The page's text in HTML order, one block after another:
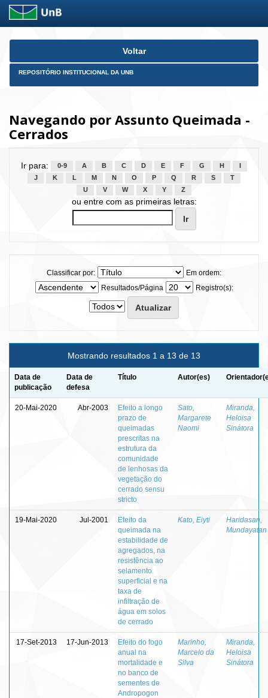
Skip
Voltar
REPOSITÓRIO INSTITUCIONAL DA UNB
Navegando por Assunto Queimada -
Cerrados
Ir para: 0-9 A B C D E F G H
J
K L M N O P Q R S
T
U
V W X Y Z
ou entre com as primeiras letras:
Classificar por:
Em ordem:
Resultados/Página
Registro(s):
Mostrando resultados 1 a 13 de 13
Data de
publicação
Data de
defesa
Título Autor(es)
20-Mai-2020 Abr-2003
Efeito a longo
prazo de
queimadas
prescritas na
estrutura da
comunidade
de lenhosas da
vegetação do
cerrado sensu
stricto
Sato,
Margarete
Naomi
Miranda,
Heloisa
Sinátora
19-Mai-2020 Jul-2001
Efeito da
queimada na
estabilidade de
agregados, na
resistência ao
selamento
superficial e na
taxa de
infiltração de
água em solos
de cerrado
Kato, Eiyti
Haridasan,
Mundayatan
17-Set-2013 17-Jun-2013
Efeito do fogo
anual na
mortalidade e
no banco de
sementes de
Andropogon
Marinho,
Marcelo da
Silva
Miranda,
Heloisa
Sinátora